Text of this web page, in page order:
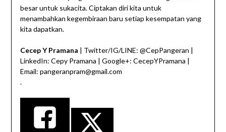
besar untuk sukacita. Ciptakan diri kita untuk
menambahkan kegembiraan baru setiap kesempatan yang
kita dapatkan.
Cecep Y Pramana | Twitter/IG/LINE: @CepPangeran |
LinkedIn: Cepy Pramana | Google+: CecepYPramana |
Email: pangeranpram@gmail.com
.